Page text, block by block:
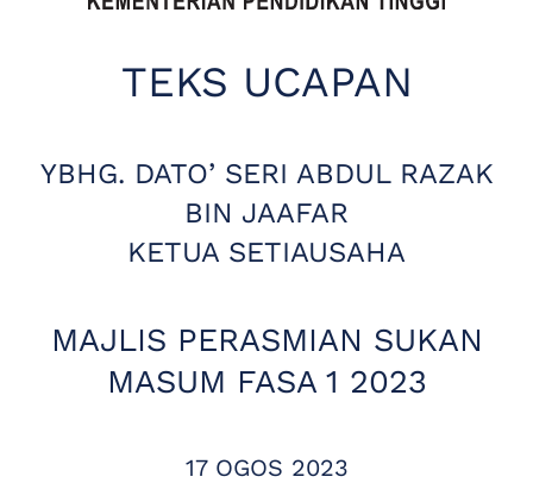
TEKS UCAPAN
YBHG. DATO’ SERI ABDUL RAZAK
BIN JAAFAR
KETUA SETIAUSAHA
MAJLIS PERASMIAN SUKAN
MASUM FASA 1 2023
17 OGOS 2023